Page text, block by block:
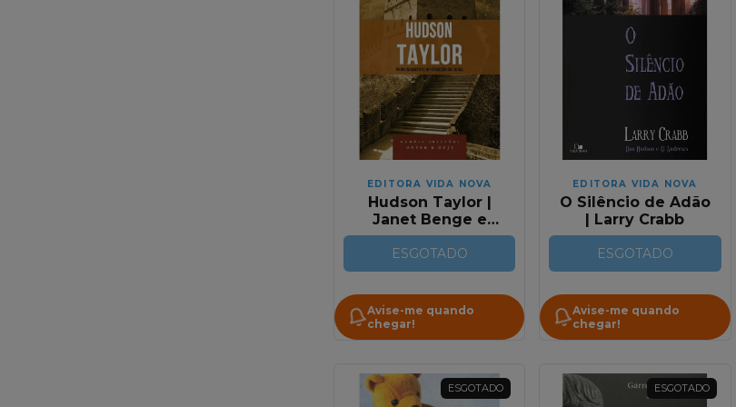
EDITORA VIDA NOVA
Hudson Taylor |
Janet Benge e
Geoff Benge
ESGOTADO
Avise-me quando
chegar!
EDITORA VIDA NOVA
O Silêncio de Adão
| Larry Crabb
ESGOTADO
Avise-me quando
chegar!
ESGOTADO ESGOTADO